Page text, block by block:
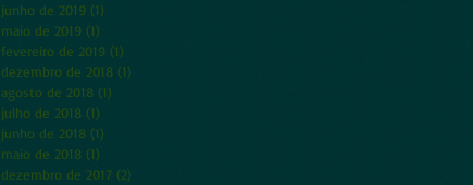
junho de 2019 (1)
maio de 2019 (1)
fevereiro de 2019 (1)
dezembro de 2018 (1)
agosto de 2018 (1)
julho de 2018 (1)
junho de 2018 (1)
maio de 2018 (1)
dezembro de 2017 (2)